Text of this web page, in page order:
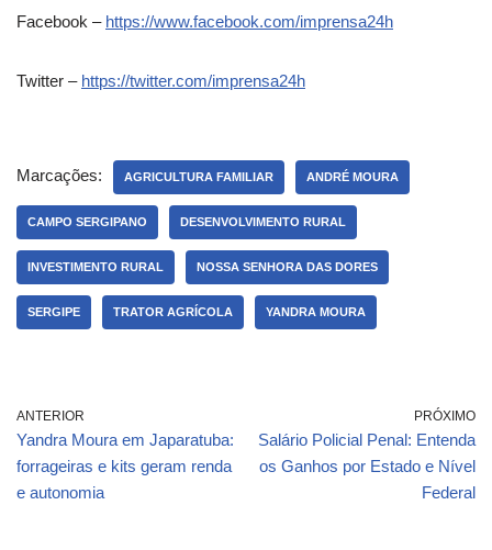
Facebook – https://www.facebook.com/imprensa24h
Twitter – https://twitter.com/imprensa24h
Marcações: AGRICULTURA FAMILIAR ANDRÉ MOURA
CAMPO SERGIPANO DESENVOLVIMENTO RURAL
INVESTIMENTO RURAL NOSSA SENHORA DAS DORES
SERGIPE TRATOR AGRÍCOLA YANDRA MOURA
ANTERIOR
Yandra Moura em Japaratuba:
forrageiras e kits geram renda
e autonomia
PRÓXIMO
Salário Policial Penal: Entenda
os Ganhos por Estado e Nível
Federal